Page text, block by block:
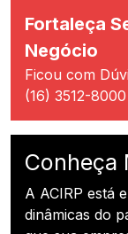
Fortaleça
Negócio
Ficou com
(16) 3512-8000
Conheça
A ACIRP está
dinâmicas do